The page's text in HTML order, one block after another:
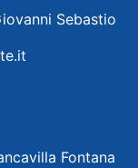
Sebastio
Fontana